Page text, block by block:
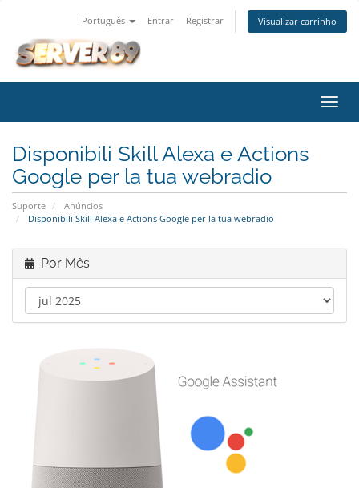
Português Entrar Registrar Visualizar carrinho
Disponibili Skill Alexa e Actions
Google per la tua webradio
Suporte
Anúncios
Disponibili Skill Alexa e Actions Google per la tua webradio
Por Mês